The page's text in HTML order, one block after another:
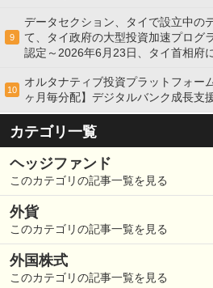
9
データセクション、タイで設立中の
て、タイ政府の大型投資加速プログ
認定～2026年6月23日、タイ首相府
10
オルタナティブ投資プラットフォー
ヶ月毎分配】デジタルバンク成長支
カテゴリ一覧
ヘッジファンド
このカテゴリの記事一覧を見る
外貨
このカテゴリの記事一覧を見る
外国株式
このカテゴリの記事一覧を見る